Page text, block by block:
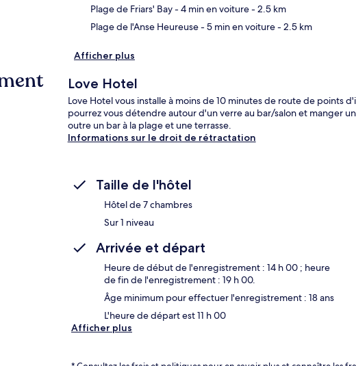
Plage de Friars' Bay- 4 min en voiture- 2.5 km
Plage de l'Anse Heureuse- 5 min en voiture- 2.5 km
Afficher plus
Love Hotel
Love Hotel vous installe à moins de 10 minutes de route de points
pourrez vous détendre autour d'un verre au bar/salon et manger
outre un bar à la plage et une terrasse.
Informations sur le droit de rétractation
Taille de l'hôtel
Hôtel de 7 chambres
Sur 1 niveau
Arrivée et départ
Heure de début de l'enregistrement : 14 h 00 ; heure
de fin de l'enregistrement : 19 h 00.
Âge minimum pour effectuer l'enregistrement : 18 ans
L'heure de départ est 11 h 00
Afficher plus